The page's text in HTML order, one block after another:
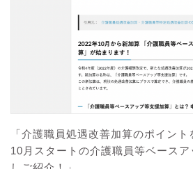
「介護職員処遇改善加算のポイン
10月スタートの介護職員等ベース